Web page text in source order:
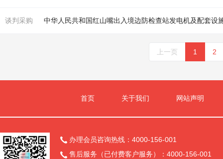
谈判采购 中华人民共和国红山嘴出入境边防检查站发电机及配套设
上一页 1 2
首页 关于我们 网站声明
 办理会员咨询热线：4000-156-001
 售后服务（已付费客户服务）：4000-156-001